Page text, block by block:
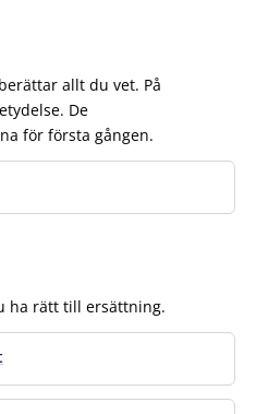
allt du vet. På
De
för första gången.
ha rätt till ersättning.